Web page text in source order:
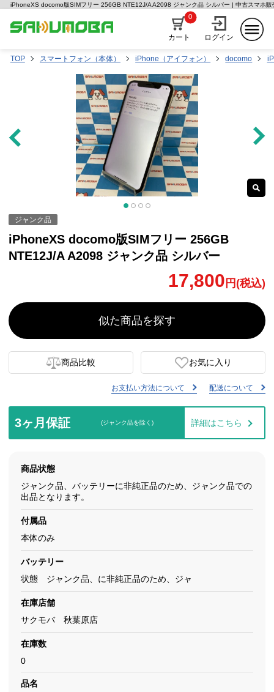
iPhoneXS docomo版SIMフリー 256GB NTE12J/A A2098 ジャンク品 シルバー | 中古スマホ販
カート
0
ログイン
TOP スマートフォン（本体） iPhone（アイフォン） docomo
ジャンク品
iPhoneXS docomo版SIMフリー 256GB
NTE12J/A A2098 ジャンク品 シルバー
17,800 円(税込)
似た商品を探す
商品比較 お気に入り
お支払い方法について 配送について
3ヶ月保証 (ジャンク品を除く) 詳細はこちら
商品状態
ジャンク品、バッテリーに非純正品のため、ジャンク品での
出品となります。
付属品
本体のみ
バッテリー
状態 ジャンク品、に非純正品のため、ジャ
在庫店舗
サクモバ 秋葉原店
在庫数
0
品名